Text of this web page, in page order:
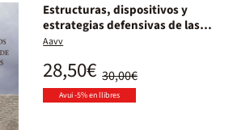
Estructuras, dispositivos y
estrategias defensivas de las
sociedades humanas
Aavv
30,00€
28,50€
Avui -5% en llibres